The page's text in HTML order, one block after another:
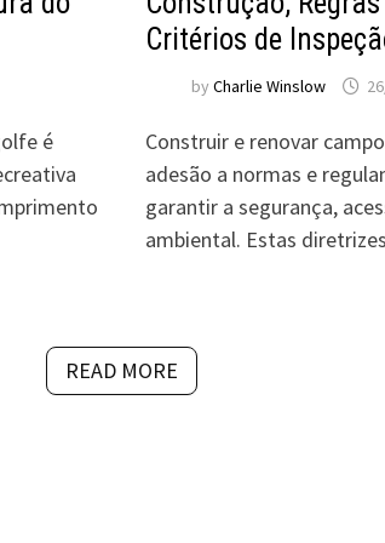
é
Critérios de
by Charlie Winslow
Construir e renovar
adesão a normas e
garantir a segurança,
ambiental. Estas
READ MORE